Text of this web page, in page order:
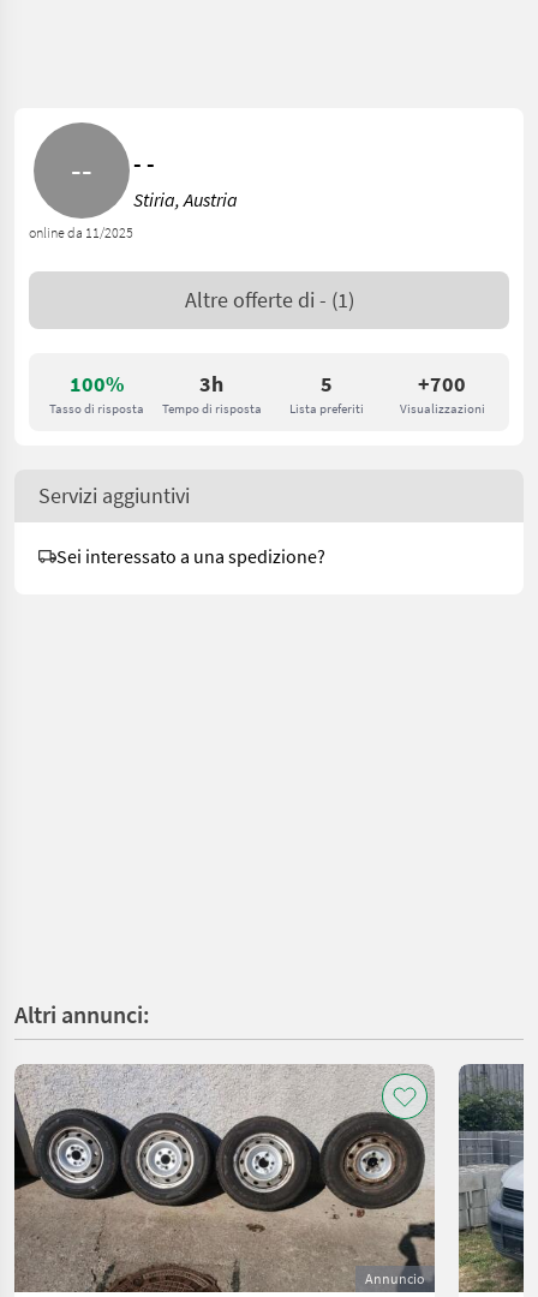
100%
Tasso di risposta
3h
Tempo di risposta
5
Lista preferiti
+700
Visualizzazioni
online da 11/2025
- -
Stiria, Austria
Altre offerte di - (1)
Servizi aggiuntivi
Sei interessato a una spedizione?
Altri annunci:
Annuncio